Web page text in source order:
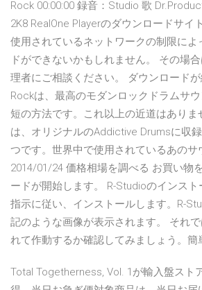
Rock 00:00:00 録音：Studio 歌
2K8 RealOne Playerのダウンロードサイ
使用されているネットワークの制限によ
ドができないかもしれません。 その場
理者にご相談ください。 ダウンロード
Rockは、最高のモダンロックドラムサ
短の方法です。これ以上の近道はあり
は、オリジナルのAddictive Drumsに収
つです。世界中で使用されているあのサ
2014/01/24 価格相場を調べる お買い物
ードが開始します。 R-Studioのインスト
指示に従い、インストールします。R-
記のような画像が表示されます。 それ
れて作動するか確認してみましょう。簡
Total Togetherness, Vol. 1が輸入盤スト